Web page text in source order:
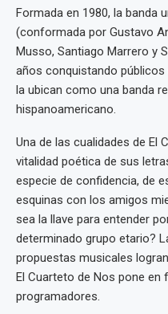
Formada en 1980, la banda
(conformada por Gustavo
Musso, Santiago Marrero y
años conquistando
la ubican como una banda
hispanoamericano.
Una de las cualidades de El
vitalidad poética de sus
especie de confidencia, de
esquinas con los amigos
sea la llave para entender
determinado grupo etario?
propuestas musicales
El Cuarteto de Nos pone
programadores.